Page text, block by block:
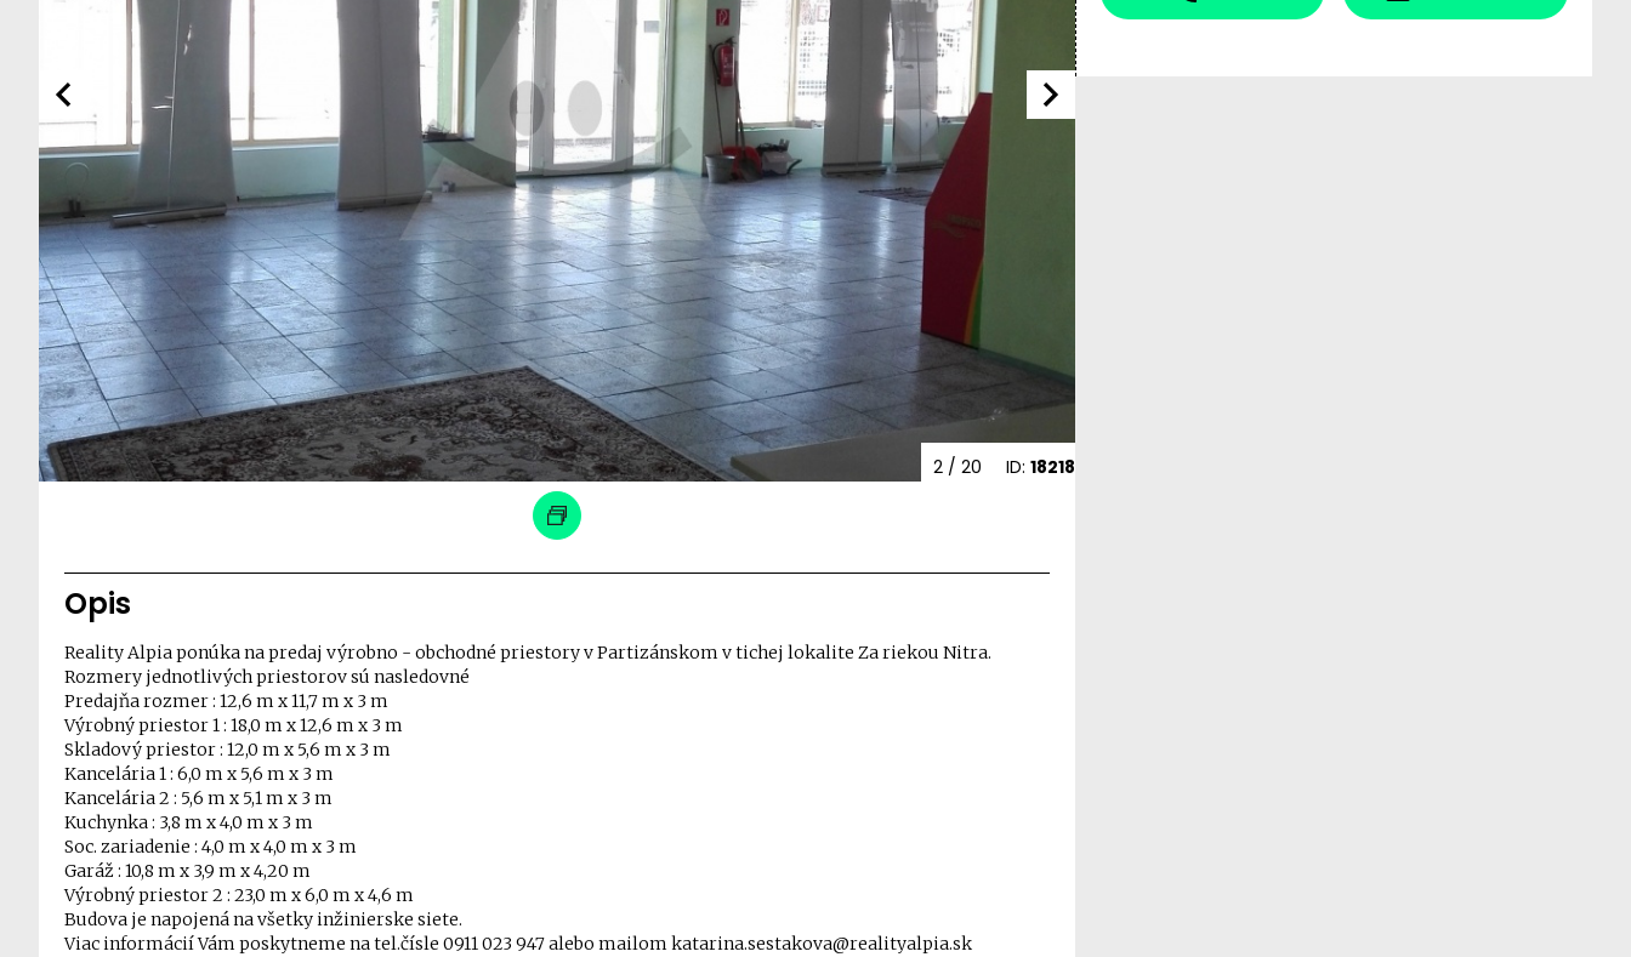
ID: 18218
2/ 20
Opis
Reality Alpia ponúka na predaj výrobno - obchodné priestory v Partizánskom v tichej lokalite Za riekou Nitra.
Rozmery jednotlivých priestorov sú nasledovné
Predajňa rozmer : 12,6 m x 11,7 m x 3 m
Výrobný priestor 1 : 18,0 m x 12,6 m x 3 m
Skladový priestor : 12,0 m x 5,6 m x 3 m
Kancelária 1 : 6,0 m x 5,6 m x 3 m
Kancelária 2 : 5,6 m x 5,1 m x 3 m
Kuchynka : 3,8 m x 4,0 m x 3 m
Soc. zariadenie : 4,0 m x 4,0 m x 3 m
Garáž : 10,8 m x 3,9 m x 4,20 m
Výrobný priestor 2 : 23,0 m x 6,0 m x 4,6 m
Budova je napojená na všetky inžinierske siete.
Viac informácií Vám poskytneme na tel.čísle 0911 023 947 alebo mailom katarina.sestakova@realityalpia.sk